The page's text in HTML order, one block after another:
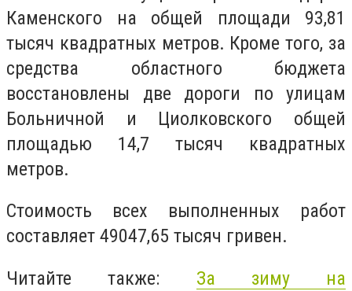
Каменского на общей площади 93,81
тысяч квадратных метров. Кроме того, за
средства областного бюджета
восстановлены две дороги по улицам
Больничной и Циолковского общей
площадью 14,7 тысяч квадратных
метров.
Стоимость всех выполненных работ
составляет 49047,65 тысяч гривен.
Читайте также: За зиму на